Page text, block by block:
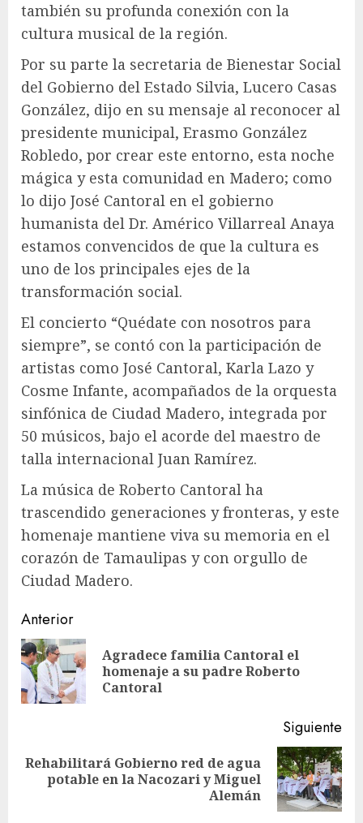
también su profunda conexión con la
cultura musical de la región.
Por su parte la secretaria de Bienestar Social
del Gobierno del Estado Silvia, Lucero Casas
González, dijo en su mensaje al reconocer al
presidente municipal, Erasmo González
Robledo, por crear este entorno, esta noche
mágica y esta comunidad en Madero; como
lo dijo José Cantoral en el gobierno
humanista del Dr. Américo Villarreal Anaya
estamos convencidos de que la cultura es
uno de los principales ejes de la
transformación social.
El concierto “Quédate con nosotros para
siempre”, se contó con la participación de
artistas como José Cantoral, Karla Lazo y
Cosme Infante, acompañados de la orquesta
sinfónica de Ciudad Madero, integrada por
50 músicos, bajo el acorde del maestro de
talla internacional Juan Ramírez.
La música de Roberto Cantoral ha
trascendido generaciones y fronteras, y este
homenaje mantiene viva su memoria en el
corazón de Tamaulipas y con orgullo de
Ciudad Madero.
Sigue
leyendo
Anterior
Agradece familia Cantoral el
homenaje a su padre Roberto
Cantoral
Siguiente
Siguiente
Rehabilitará Gobierno red de agua
potable en la Nacozari y Miguel
Alemán